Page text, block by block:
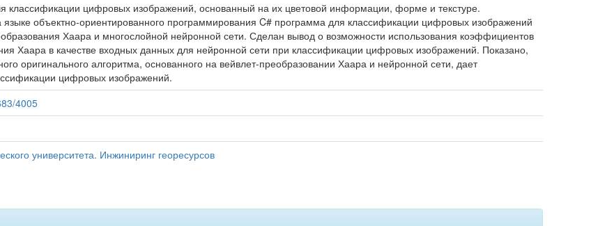
классификации цифровых изображений, основанный на их цветовой информации, форме и текстуре.
языке объектно-ориентированного программирования C# программа для классификации цифровых изображений
Хаара и многослойной нейронной сети. Сделан вывод о возможности использования коэффициентов
Хаара в качестве входных данных для нейронной сети при классификации цифровых изображений. Показано,
оригинального алгоритма, основанного на вейвлет-преобразовании Хаара и нейронной сети, дает
цифровых изображений.
4005
университета. Инжиниринг георесурсов